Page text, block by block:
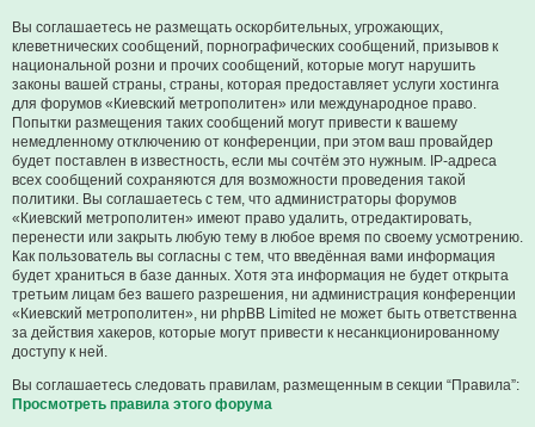
Вы соглашаетесь не размещать оскорбительных, угрожающих,
клеветнических сообщений, порнографических сообщений, призывов к
национальной розни и прочих сообщений, которые могут нарушить
законы вашей страны, страны, которая предоставляет услуги хостинга
для форумов «Киевский метрополитен» или международное право.
Попытки размещения таких сообщений могут привести к вашему
немедленному отключению от конференции, при этом ваш провайдер
будет поставлен в известность, если мы сочтём это нужным. IP-адреса
всех сообщений сохраняются для возможности проведения такой
политики. Вы соглашаетесь с тем, что администраторы форумов
«Киевский метрополитен» имеют право удалить, отредактировать,
перенести или закрыть любую тему в любое время по своему усмотрению.
Как пользователь вы согласны с тем, что введённая вами информация
будет храниться в базе данных. Хотя эта информация не будет открыта
третьим лицам без вашего разрешения, ни администрация конференции
«Киевский метрополитен», ни phpBB Limited не может быть ответственна
за действия хакеров, которые могут привести к несанкционированному
доступу к ней.
Вы соглашаетесь следовать правилам, размещенным в секции “Правила”:
Просмотреть правила этого форума